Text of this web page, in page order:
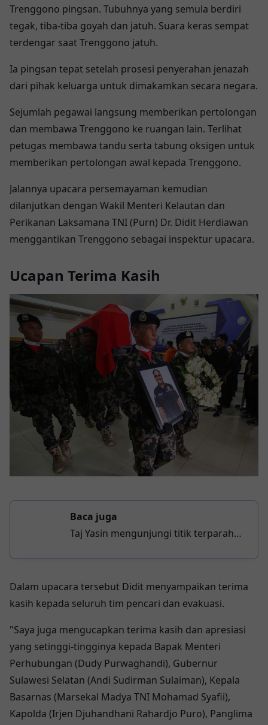
Trenggono pingsan. Tubuhnya yang semula berdiri
tegak, tiba-tiba goyah dan jatuh. Suara keras sempat
terdengar saat Trenggono jatuh.
Ia pingsan tepat setelah prosesi penyerahan jenazah
dari pihak keluarga untuk dimakamkan secara negara.
Sejumlah pegawai langsung memberikan pertolongan
dan membawa Trenggono ke ruangan lain. Terlihat
petugas membawa tandu serta tabung oksigen untuk
memberikan pertolongan awal kepada Trenggono.
Jalannya upacara persemayaman kemudian
dilanjutkan dengan Wakil Menteri Kelautan dan
Perikanan Laksamana TNI (Purn) Dr. Didit Herdiawan
menggantikan Trenggono sebagai inspektur upacara.
Ucapan Terima Kasih
Baca juga
Taj Yasin mengunjungi titik terparah
lindung
Dalam upacara tersebut Didit menyampaikan terima
kasih kepada seluruh tim pencari dan evakuasi.
"Saya juga mengucapkan terima kasih dan apresiasi
yang setinggi-tingginya kepada Bapak Menteri
Perhubungan (Dudy Purwaghandi), Gubernur
Sulawesi Selatan (Andi Sudirman Sulaiman), Kepala
Basarnas (Marsekal Madya TNI Mohamad Syafii),
Kapolda (Irjen Djuhandhani Rahardjo Puro), Panglima